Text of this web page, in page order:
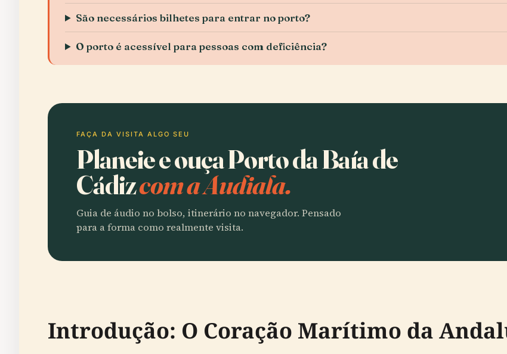
São necessários bilhetes para entrar no porto?
O porto é acessível para pessoas com deficiência?
FAÇA DA VISITA ALGO SEU
Planeie e ouça Porto da Baía de
Cádizcom a Audiala.
Guia de áudio no bolso, itinerário no navegador. Pensado
para a forma como realmente visita.
Introdução: O Coração Marítimo da